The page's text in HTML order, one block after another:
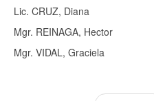
Lic. CRUZ, Diana
Mgr. REINAGA, Hector
Mgr. VIDAL, Graciela